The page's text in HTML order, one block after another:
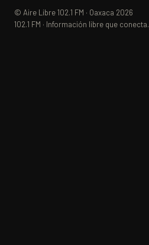
© Aire Libre 102.1 FM · Oaxaca 2026
102.1 FM · Información libre que conecta.